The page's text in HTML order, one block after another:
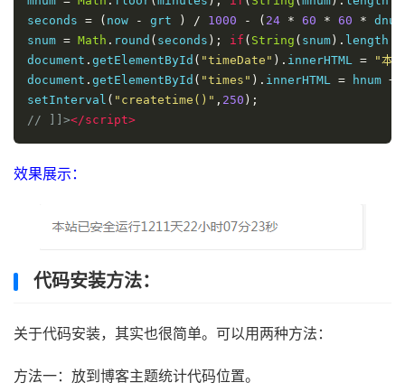
seconds = ( now - grt ) / 1000 - ( 24 * 60 * 60 * dnum
snum = Math . round ( seconds ); if ( String ( snum ). length
document . getElementById ( "timeDate" ). innerHTML =
"本
document . getElementById ( "times" ). innerHTML = hnum +
setInterval ( "createtime()" , 250 );
// ]]></script>
效果展示：
代码安装方法：
关于代码安装，其实也很简单。可以用两种方法：
方法一：放到博客主题统计代码位置。